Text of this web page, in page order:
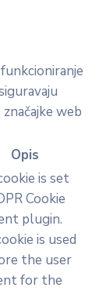
web
Opis
is set
Cookie
plugin.
is used
the user
for the